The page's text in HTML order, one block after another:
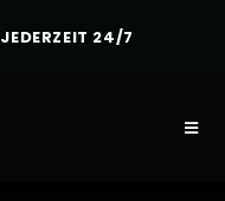
JEDERZEIT 24/7